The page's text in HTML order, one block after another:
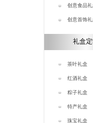
创意食品
创意首饰
礼盒定
茶叶礼盒
红酒礼盒
粽子礼盒
特产礼盒
珠宝礼盒